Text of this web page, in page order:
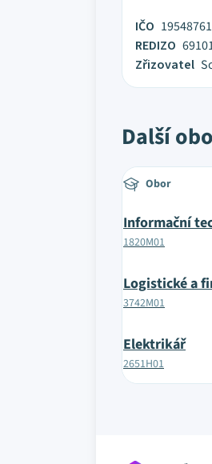
IČO 19548761
REDIZO
Zřizovatel
Další
Obor
Informační
1820M01
Logistické a
3742M01
Elektrikář
2651H01